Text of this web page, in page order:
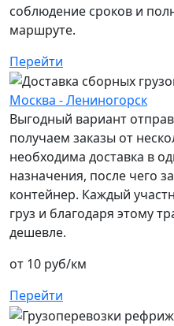
соблюдение сроков и
маршруте.
Перейти
Москва - Лениногорск
Выгодный вариант
получаем заказы от
необходима доставка в
назначения, после чего
контейнер. Каждый
груз и благодаря этому
дешевле.
от 10 руб/км
Перейти